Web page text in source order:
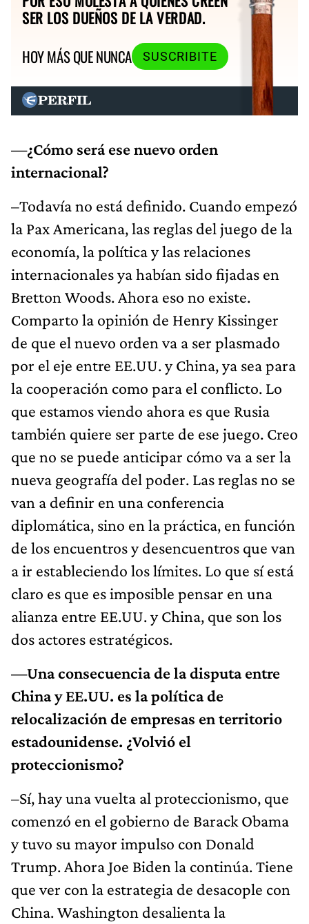
SER LOS DUEÑOS DE LA VERDAD.
HOY MÁS QUE NUNCA
SUSCRIBITE
—¿Cómo será ese nuevo orden
internacional?
–Todavía no está definido. Cuando empezó
la Pax Americana, las reglas del juego de la
economía, la política y las relaciones
internacionales ya habían sido fijadas en
Bretton Woods. Ahora eso no existe.
Comparto la opinión de Henry Kissinger
de que el nuevo orden va a ser plasmado
por el eje entre EE.UU. y China, ya sea para
la cooperación como para el conflicto. Lo
que estamos viendo ahora es que Rusia
también quiere ser parte de ese juego. Creo
que no se puede anticipar cómo va a ser la
nueva geografía del poder. Las reglas no se
van a definir en una conferencia
diplomática, sino en la práctica, en función
de los encuentros y desencuentros que van
a ir estableciendo los límites. Lo que sí está
claro es que es imposible pensar en una
alianza entre EE.UU. y China, que son los
dos actores estratégicos.
—Una consecuencia de la disputa entre
China y EE.UU. es la política de
relocalización de empresas en territorio
estadounidense. ¿Volvió el
proteccionismo?
–Sí, hay una vuelta al proteccionismo, que
comenzó en el gobierno de Barack Obama
y tuvo su mayor impulso con Donald
Trump. Ahora Joe Biden la continúa. Tiene
que ver con la estrategia de desacople con
China. Washington desalienta la